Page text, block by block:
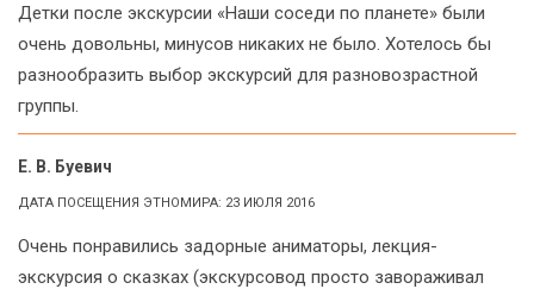
Детки после экскурсии «Наши соседи по планете» были
очень довольны, минусов никаких не было. Хотелось бы
разнообразить выбор экскурсий для разновозрастной
группы.
Е. В. Буевич
ДАТА ПОСЕЩЕНИЯ ЭТНОМИРА: 23 ИЮЛЯ 2016
Очень понравились задорные аниматоры, лекция-
экскурсия о сказках (экскурсовод просто завораживал